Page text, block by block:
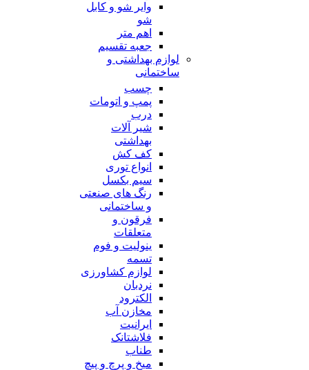
وایر شو و کابل
شو
اهم متر
جعبه تقسیم
لوازم بهداشتی و
ساختمانی
چسب
پمپ و اتومات
درب
شیر آلات
بهداشتی
کف کش
انواع توری
سیم بکسل
رنگ های صنعتی
و ساختمانی
فرقون و
متعلقات
ینولیت و فوم
تسمه
لوازم کشاورزی
نردبان
الکترود
مخازن آب
ایرانیت
فلاشتانک
طناب
میخ و پرچ و پیچ